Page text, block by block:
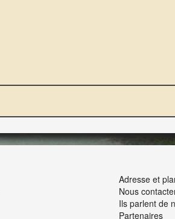
Adresse et
Nous
Ils parlent de
Partenaires